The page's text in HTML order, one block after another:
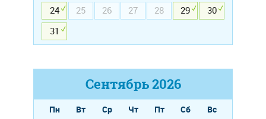
24
25 26 27 28 29
30
31
Сентябрь2026
Пн Вт Ср Чт Пт Сб
Вс